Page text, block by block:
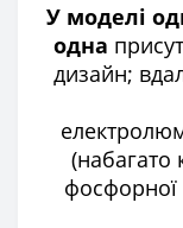
У моделі
одна
дизайн;
(набагато
фосфорної